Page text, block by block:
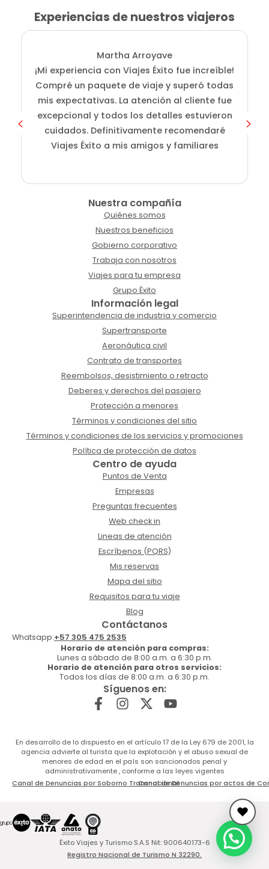
Experiencias de nuestros viajeros
Martha Arroyave
¡Mi experiencia con Viajes Éxito fue increíble!
Compré un paquete de viaje y superó todas
mis expectativas. La atención al cliente fue
excepcional y todos los detalles estuvieron
cuidados. Definitivamente recomendaré
Viajes Éxito a mis amigos y familiares
Nuestra compañía
Quiénes somos
Nuestros beneficios
Gobierno corporativo
Trabaja con nosotros
Viajes para tu empresa
Grupo Éxito
Información legal
Superintendencia de industria y comercio
Supertransporte
Aeronáutica civil
Contrato de transportes
Reembolsos, desistimiento o retracto
Deberes y derechos del pasajero
Protección a menores
Términos y condiciones del sitio
Términos y condiciones de los servicios y promociones
Política de protección de datos
Centro de ayuda
Puntos de Venta
Empresas
Preguntas frecuentes
Web check in
Lineas de atención
Escríbenos (PQRS)
Mis reservas
Mapa del sitio
Requisitos para tu viaje
Blog
Contáctanos
Whatsapp:+57 305 475 2535
Horario de atención para compras:
Lunes a sábado de 8:00 a.m. a 6:30 p.m.
Horario de atención para otros servicios:
Todos los días de 8:00 a.m. a 6:30 p.m.
Síguenos en:
En desarrollo de lo dispuesto en el artículo 17 de la Ley 679 de 2001, la
agencia advierte al turista que la explotación y el abuso sexual de
menores de edad en el país son sancionados penal y
administrativamente , conforme a las leyes vigentes
Canal de Denuncias por Soborno TransnacionalCanal de Denuncias por actos de
Éxito Viajes y Turismo S.A.S Nit: 900640173-6
Registro Nacional de Turismo N 32290.